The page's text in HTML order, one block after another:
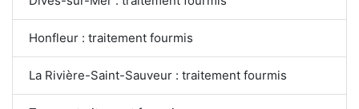
Honfleur : traitement fourmis
La Rivière-Saint-Sauveur : traitement fourmis